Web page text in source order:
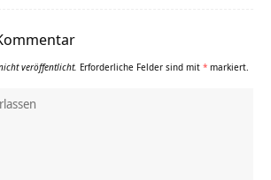
veröffentlicht. Erforderliche Felder sind mit * markiert.